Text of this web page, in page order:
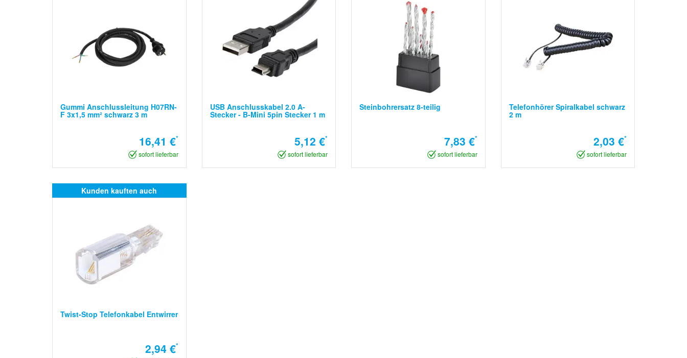
Gummi Anschlussleitung H07RN-
F 3x1,5 mm² schwarz 3 m
16,41 €*
sofort lieferbar
USB Anschlusskabel 2.0 A-
Stecker - B-Mini 5pin Stecker 1 m
5,12 €*
sofort lieferbar
Steinbohrersatz 8-teilig
7,83 €*
sofort lieferbar
Telefonhörer Spiralkabel schwarz
2 m
2,03 €*
sofort lieferbar
Kunden kauften auch
Twist-Stop Telefonkabel Entwirrer
2,94 €*